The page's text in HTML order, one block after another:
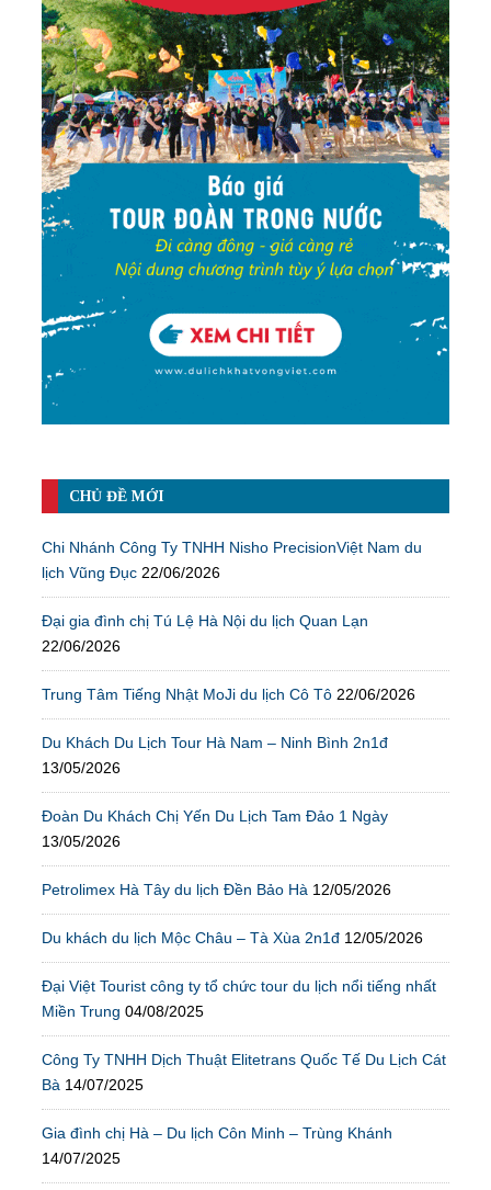
CHỦ ĐỀ MỚI
Chi Nhánh Công Ty TNHH Nisho PrecisionViệt Nam du
lịch Vũng Đục 22/06/2026
Đại gia đình chị Tú Lệ Hà Nội du lịch Quan Lạn
22/06/2026
Trung Tâm Tiếng Nhật MoJi du lịch Cô Tô 22/06/2026
Du Khách Du Lịch Tour Hà Nam – Ninh Bình 2n1đ
13/05/2026
Đoàn Du Khách Chị Yến Du Lịch Tam Đảo 1 Ngày
13/05/2026
Petrolimex Hà Tây du lịch Đền Bảo Hà 12/05/2026
Du khách du lịch Mộc Châu – Tà Xùa 2n1đ 12/05/2026
Đại Việt Tourist công ty tổ chức tour du lịch nổi tiếng nhất
Miền Trung 04/08/2025
Công Ty TNHH Dịch Thuật Elitetrans Quốc Tế Du Lịch Cát
Bà 14/07/2025
Gia đình chị Hà – Du lịch Côn Minh – Trùng Khánh
14/07/2025